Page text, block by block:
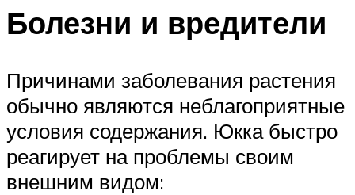
Болезни и вредители
Причинами заболевания растения
обычно являются неблагоприятные
условия содержания. Юкка быстро
реагирует на проблемы своим
внешним видом: